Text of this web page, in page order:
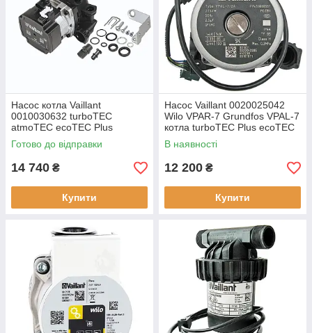
Насос котла Vaillant
0010030632 turboTEC
atmoTEC ecoTEC Plus
178983
Готово до відправки
14 740 ₴
Купити
Насос Vaillant 0020025042
Wilo VPAR-7 Grundfos VPAL-7
котла turboTEC Plus ecoTEC
В наявності
12 200 ₴
Купити